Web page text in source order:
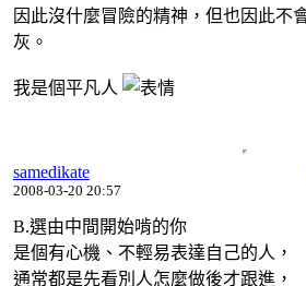
因此沒什麼冒險的精神，但也因此不
灰。
我是個平凡人
samedikate
2008-03-20 20:57
B.選由中間開始啃的你
是個有心機、不輕易表達自己的人，
通常都是先看別人怎麼做後才跟進，